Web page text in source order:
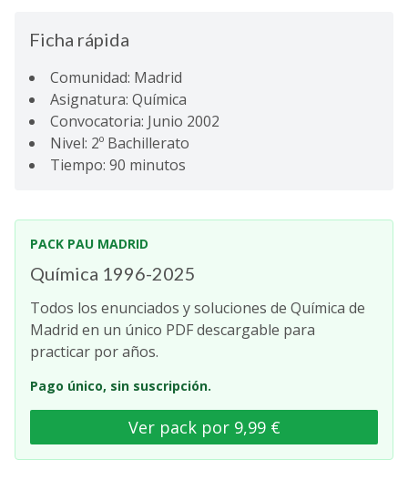
Ficha rápida
Comunidad: Madrid
Asignatura: Química
Convocatoria: Junio 2002
Nivel: 2º Bachillerato
Tiempo: 90 minutos
PACK PAU MADRID
Química 1996-2025
Todos los enunciados y soluciones de Química de
Madrid en un único PDF descargable para
practicar por años.
Pago único, sin suscripción.
Ver pack por 9,99 €